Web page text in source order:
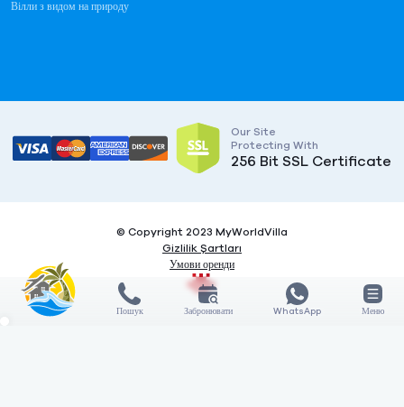
Вілли з видом на природу
Our Site
Protecting With
256 Bit SSL Certificate
© Copyright 2023 MyWorldVilla
Gizlilik Şartları
Умови оренди
Пошук Забронювати WhatsApp Меню